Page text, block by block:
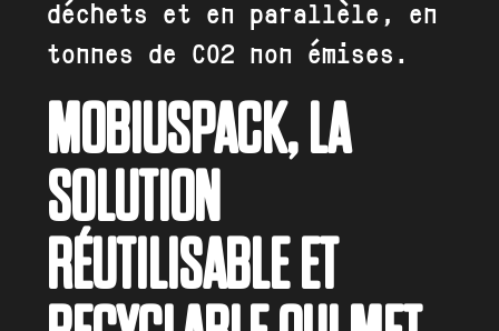
déchets et en parallèle, en
tonnes de CO2 non émises.
MOBIUSPACK, LA
SOLUTION
RÉUTILISABLE ET